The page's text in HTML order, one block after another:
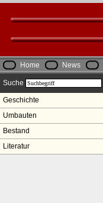
Home News
Suche
Geschichte
Umbauten
Bestand
Literatur